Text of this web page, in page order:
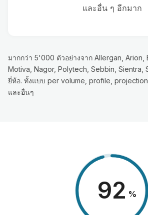
และอื่น ๆ อีกมาก
มากกว่า 5'000 ตัวอย่างจาก Allergan, Arion,
Motiva, Nagor, Polytech, Sebbin, Sientra,
ยี่ห้อ. ทั้งแบบ per volume, profile,
และอื่นๆ
98 %